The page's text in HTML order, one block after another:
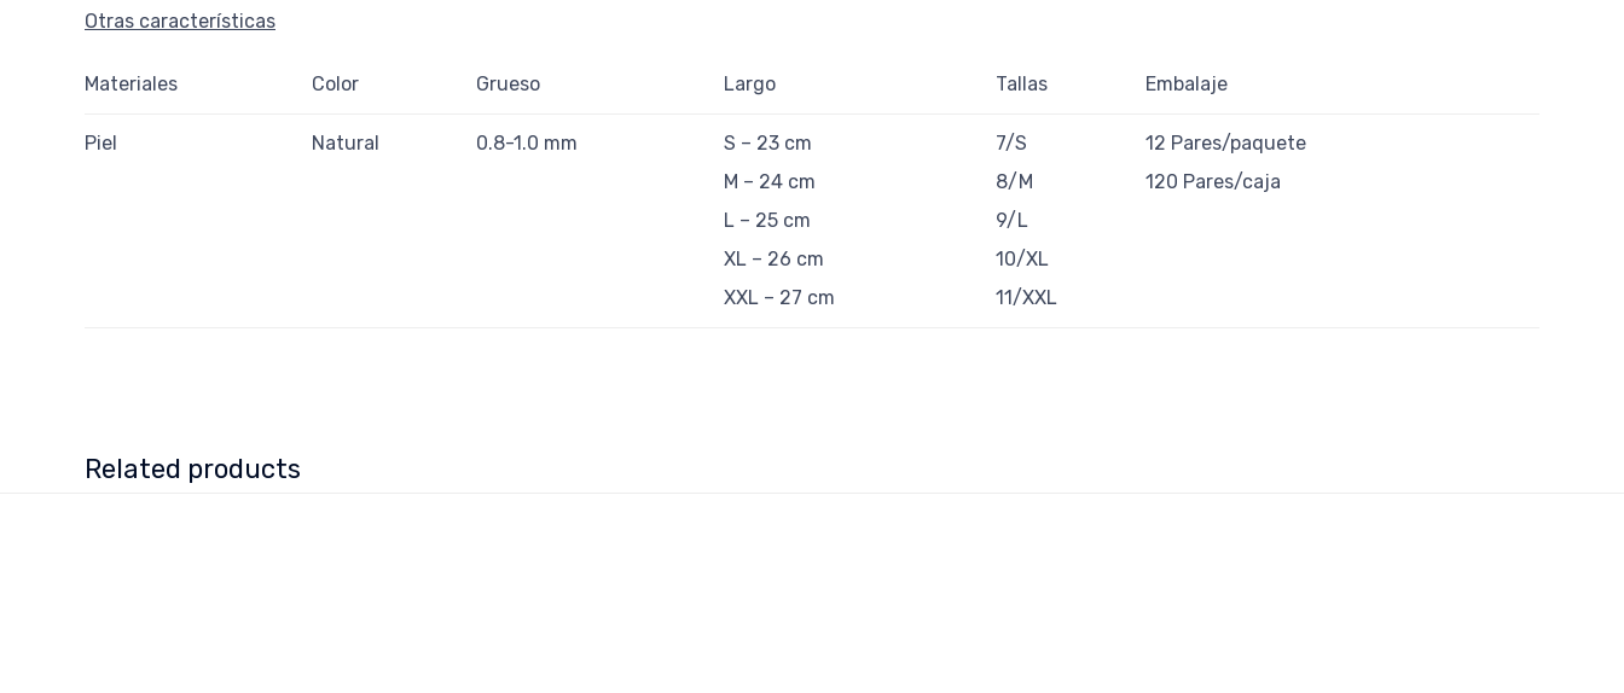
Otras características
Materiales Color Grueso Largo Tallas Embalaje
Piel Natural 0.8-1.0 mm
S – 23 cm
M – 24 cm
L – 25 cm
XL – 26 cm
XXL – 27 cm
7/S
8/M
9/L
10/XL
11/XXL
12 Pares/paquete
120 Pares/caja
Related products